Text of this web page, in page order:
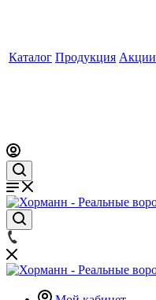
Каталог Продукция Акции